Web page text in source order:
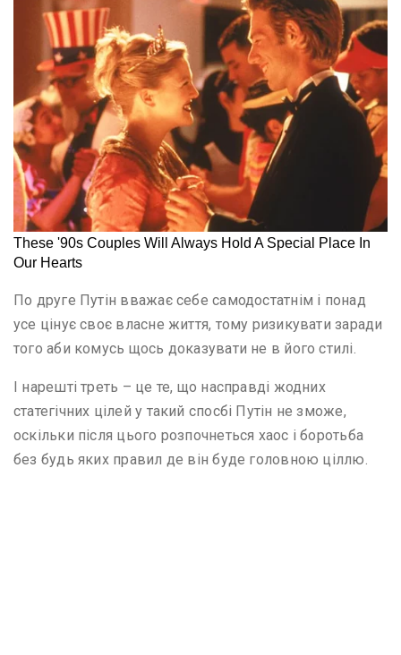
По друге Путін вважає себе самодостатнім і понад
усе цінує своє власне життя, тому ризикувати заради
того аби комусь щось доказувати не в його стилі.
І нарешті треть – це те, що насправді жодних
статегічних цілей у такий спосбі Путін не зможе,
оскільки після цього розпочнеться хаос і боротьба
без будь яких правил де він буде головною ціллю.